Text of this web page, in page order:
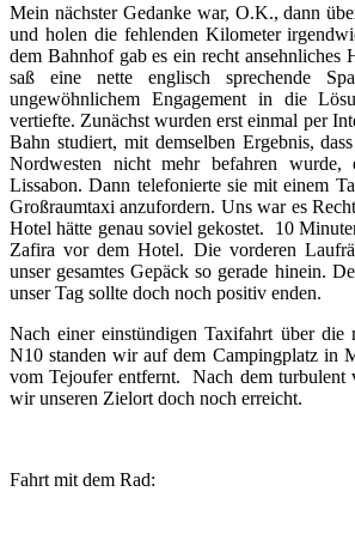
Mein nächster Gedanke war, O.K., dann
und holen die fehlenden Kilometer
dem Bahnhof gab es ein recht ansehnliches
saß eine nette englisch sprechende
ungewöhnlichem Engagement in die
vertiefte. Zunächst wurden erst einmal per
Bahn studiert, mit demselben Ergebnis,
Nordwesten nicht mehr befahren
Lissabon. Dann telefonierte sie mit einem
Großraumtaxi anzufordern. Uns war es
Hotel hätte genau soviel gekostet. 10
Zafira vor dem Hotel. Die vorderen
unser gesamtes Gepäck so gerade hinein.
unser Tag sollte doch noch positiv enden.
Nach einer einstündigen Taxifahrt über die
N10 standen wir auf dem Campingplatz in
vom Tejoufer entfernt. Nach dem turbulent
wir unseren Zielort doch noch erreicht.
Fahrt mit dem Rad: